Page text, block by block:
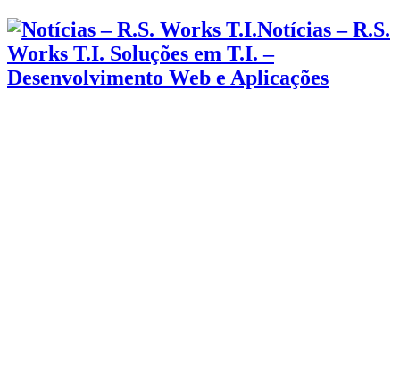
Notícias – R.S.
Works T.I. Soluções em T.I. –
Desenvolvimento Web e Aplicações